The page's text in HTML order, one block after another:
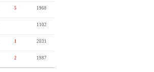
5 1968
1102
1 2031
2 1987